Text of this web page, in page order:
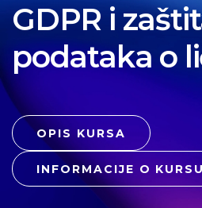
GDPR i
podataka o
OPIS KURSA
INFORMACIJE O KURSU